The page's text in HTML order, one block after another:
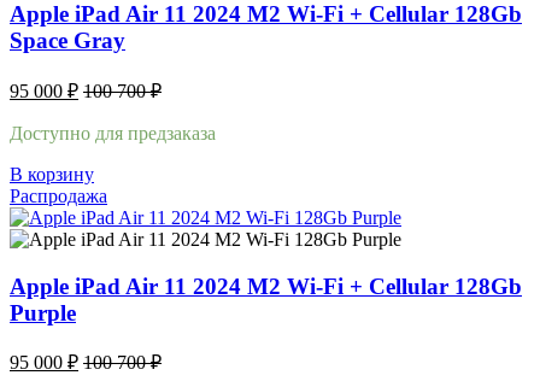
Apple iPad Air 11 2024 M2 Wi-Fi + Cellular 128Gb
Space Gray
95 000 ₽ 100 700₽
Доступно для предзаказа
В корзину
Распродажа
Apple iPad Air 11 2024 M2 Wi-Fi + Cellular 128Gb
Purple
95 000 ₽ 100 700₽